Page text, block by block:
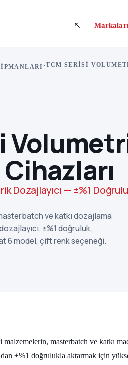
›TCM SERISI
Dozajlayıcı — ±%1
ve katkı dozajlama
±%1 doğruluk,
6 model, çift renk seçeneği.
masterbatch ve katkı
±%1 doğrulukla aktarmak için